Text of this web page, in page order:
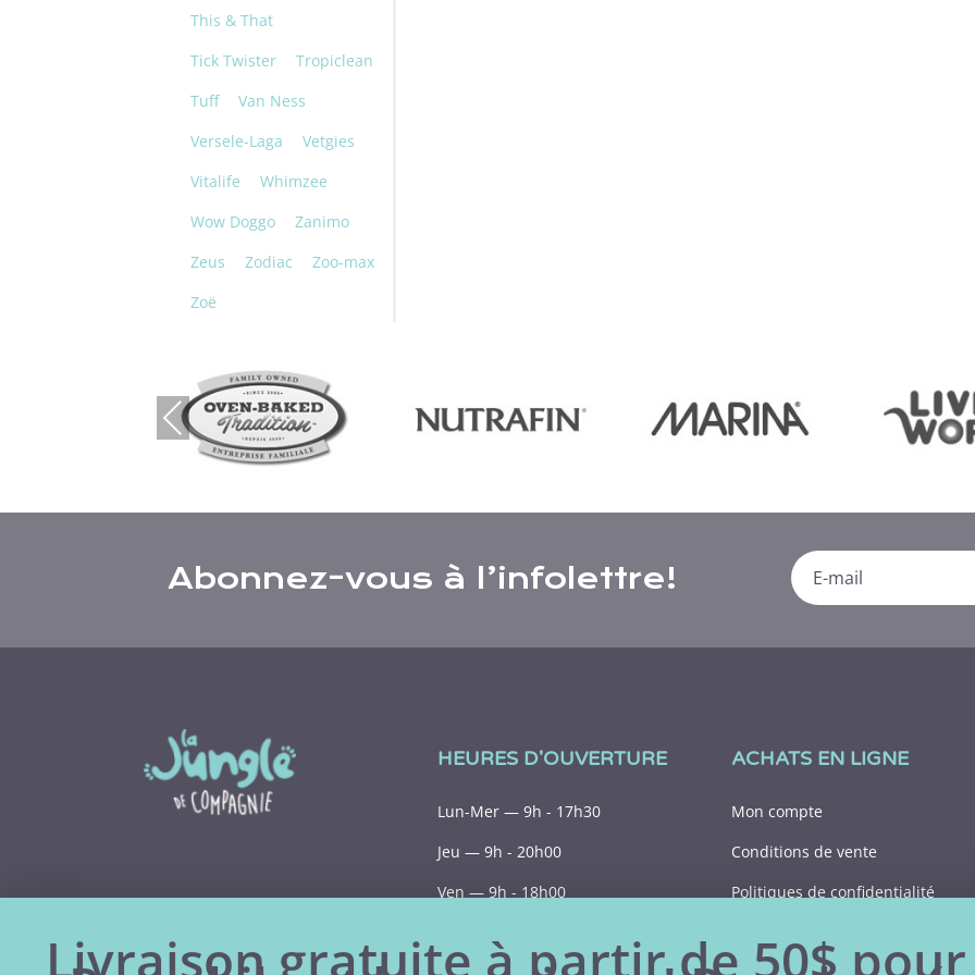
This & That
Tick Twister
Tropiclean
Tuff
Van Ness
Versele-Laga
Vetgies
Vitalife
Whimzee
Wow Doggo
Zanimo
Zeus
Zodiac
Zoo-max
Zoë
Previous
Abonnez-vous à l’infolettre!
HEURES D'OUVERTURE
Lun-Mer — 9h - 17h30
Jeu — 9h - 20h00
Ven — 9h - 18h00
ACHATS EN LIGNE
Mon compte
Conditions de vente
Politiques de confidentialité
Livraison gratuite à partir de 50$